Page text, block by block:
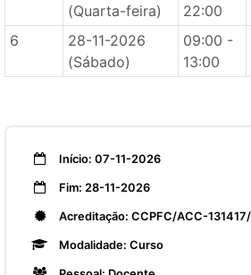
(Quarta-feira)
22:00
6
28-11-2026
(Sábado)
09:00 -
13:00
Início: 07-11-2026
Fim: 28-11-2026
Acreditação: CCPFC/ACC-
Modalidade: Curso